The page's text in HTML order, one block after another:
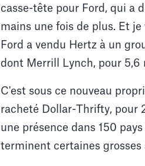
casse-tête pour Ford, qui a
mains une fois de plus. Et
Ford a vendu Hertz à un
dont Merrill Lynch, pour 5,6
C'est sous ce nouveau
racheté Dollar-Thrifty, pour
une présence dans 150
terminent certaines grosses